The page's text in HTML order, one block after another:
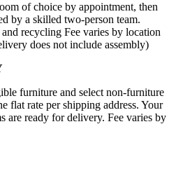
of choice by appointment, then
by a skilled two-person team.
recycling Fee varies by location
does not include assembly)
furniture and select non-furniture
flat rate per shipping address. Your
are ready for delivery. Fee varies by